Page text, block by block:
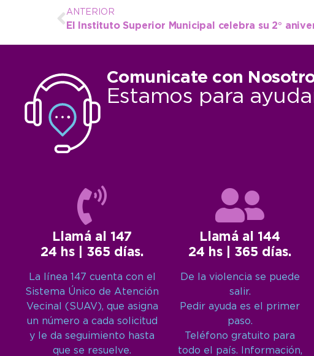
ANTERIOR
Comunicate con
Estamos para
Llamá al 147
24 hs | 365 días.
La línea 147 cuenta con el
Sistema Único de Atención
Vecinal (SUAV), que asigna
un número a cada solicitud
y le da seguimiento hasta
que se resuelve.
Llamá al 144
24 hs | 365 días.
De la violencia se puede
salir.
Pedir ayuda es el primer
paso.
Teléfono gratuito para
todo el país. Información,